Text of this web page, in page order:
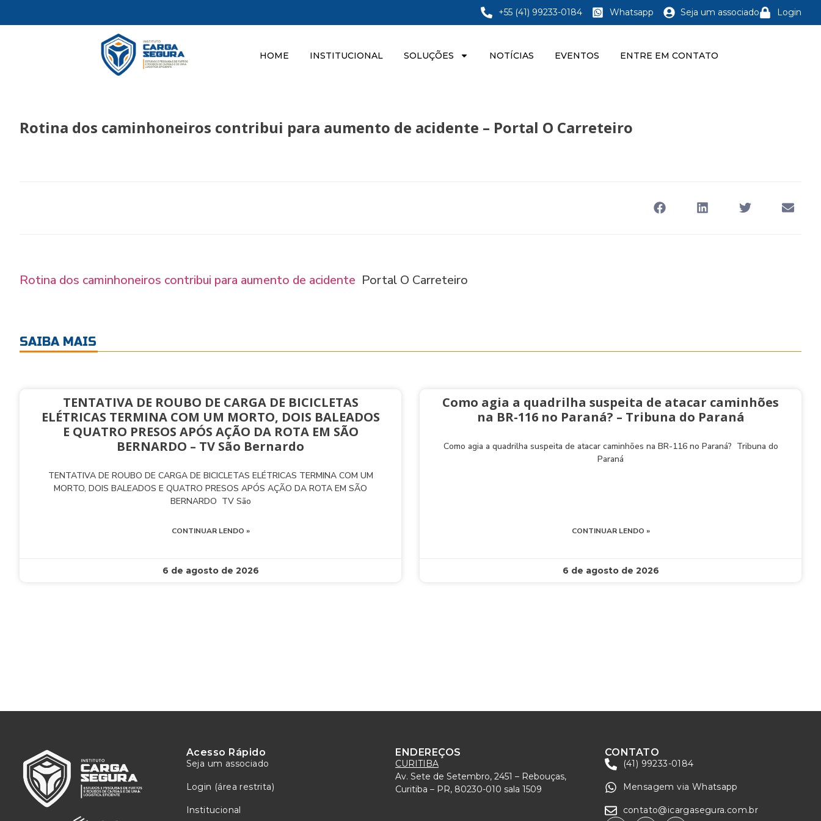
+55 (41) 99233-0184 Whatsapp Seja um associado Login
HOME INSTITUCIONAL SOLUÇÕES NOTÍCIAS EVENTOS ENTRE EM CONTATO
Rotina dos caminhoneiros contribui para aumento de acidente – Portal O Carreteiro
Rotina dos caminhoneiros contribui para aumento de acidente Portal O Carreteiro
SAIBA MAIS
TENTATIVA DE ROUBO DE CARGA DE BICICLETAS
ELÉTRICAS TERMINA COM UM MORTO, DOIS BALEADOS
E QUATRO PRESOS APÓS AÇÃO DA ROTA EM SÃO
BERNARDO – TV São Bernardo
TENTATIVA DE ROUBO DE CARGA DE BICICLETAS ELÉTRICAS TERMINA COM UM
MORTO, DOIS BALEADOS E QUATRO PRESOS APÓS AÇÃO DA ROTA EM SÃO
BERNARDO TV São
CONTINUAR LENDO »
6 de agosto de 2026
Como agia a quadrilha suspeita de atacar caminhões
na BR-116 no Paraná? – Tribuna do Paraná
Como agia a quadrilha suspeita de atacar caminhões na BR-116 no Paraná? Tribuna do
Paraná
CONTINUAR LENDO »
6 de agosto de 2026
Acesso Rápido
Seja um associado
Login (área restrita)
Institucional
ENDEREÇOS
CURITIBA
Av. Sete de Setembro, 2451 – Rebouças,
Curitiba – PR, 80230-010 sala 1509
CONTATO
(41) 99233-0184
Mensagem via Whatsapp
contato@icargasegura.com.br